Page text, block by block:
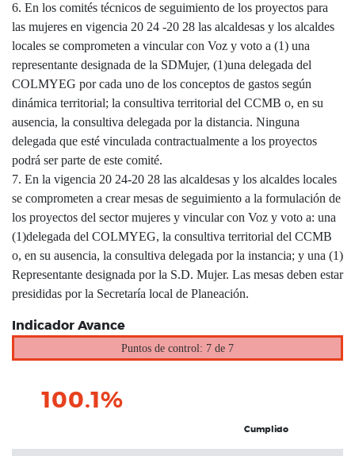
6. En los comités técnicos de seguimiento de los proyectos para
las mujeres en vigencia 20 24 -20 28 las alcaldesas y los alcaldes
locales se comprometen a vincular con Voz y voto a (1) una
representante designada de la SDMujer, (1)una delegada del
COLMYEG por cada uno de los conceptos de gastos según
dinámica territorial; la consultiva territorial del CCMB o, en su
ausencia, la consultiva delegada por la distancia. Ninguna
delegada que esté vinculada contractualmente a los proyectos
podrá ser parte de este comité.
7. En la vigencia 20 24-20 28 las alcaldesas y los alcaldes locales
se comprometen a crear mesas de seguimiento a la formulación de
los proyectos del sector mujeres y vincular con Voz y voto a: una
(1)delegada del COLMYEG, la consultiva territorial del CCMB
o, en su ausencia, la consultiva delegada por la instancia; y una (1)
Representante designada por la S.D. Mujer. Las mesas deben estar
presididas por la Secretaría local de Planeación.
Indicador Avance
Puntos de control: 7 de 7
100.1%
Cumplido